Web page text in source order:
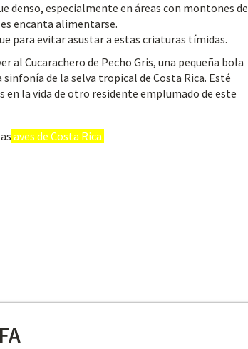
denso, especialmente en áreas con montones de
encanta alimentarse.
para evitar asustar a estas criaturas tímidas.
al Cucarachero de Pecho Gris, una pequeña bola
de la selva tropical de Costa Rica. Esté
la vida de otro residente emplumado de este
aves de Costa Rica.